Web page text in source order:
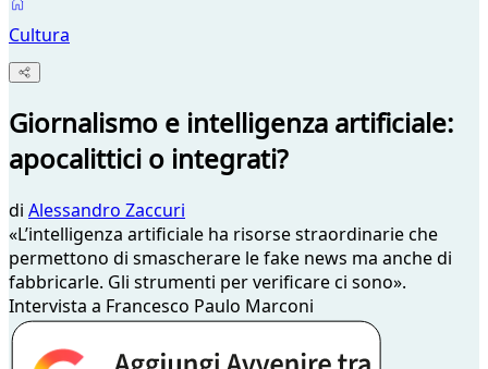
Cultura
Giornalismo e intelligenza artificiale:
apocalittici o integrati?
di Alessandro Zaccuri
«L’intelligenza artificiale ha risorse straordinarie che
permettono di smascherare le fake news ma anche di
fabbricarle. Gli strumenti per verificare ci sono».
Intervista a Francesco Paulo Marconi